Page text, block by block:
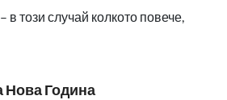
в този случай колкото повече,
Нова Година